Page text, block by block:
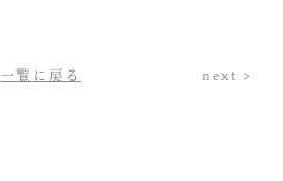
一覧に戻る next >